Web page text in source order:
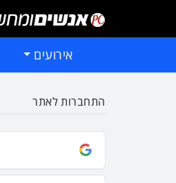
אירועים
התחברות לאתר